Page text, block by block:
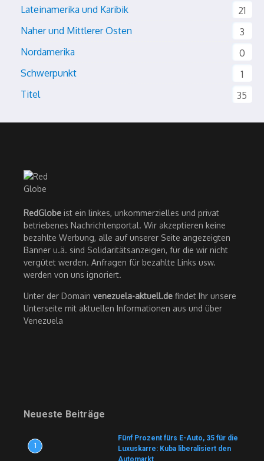
Lateinamerika und Karibik
21
Naher und Mittlerer Osten
3
Nordamerika
0
Schwerpunkt
1
Titel
35
RedGlobe ist ein linkes, unkommerzielles und privat
betriebenes Nachrichtenportal. Wir akzeptieren keine
bezahlte Werbung, alle auf unserer Seite angezeigten
Banner u.ä. sind Solidaritätsanzeigen, für die wir nicht
vergütet werden. Anfragen für bezahlte Links usw.
werden von uns ignoriert.
Unter der Domain venezuela-aktuell.de findet Ihr unsere
Unterseite mit aktuellen Informationen aus und über
Venezuela
Neueste Beiträge
1
Fünf Prozent fürs E-Auto, 35 für die
Luxuskarre: Kuba liberalisiert den
Automarkt